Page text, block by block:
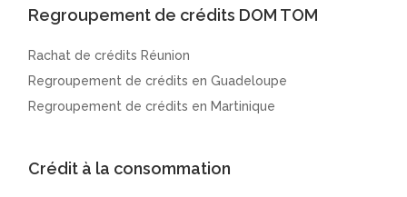
Regroupement de crédits DOM TOM
Rachat de crédits Réunion
Regroupement de crédits en Guadeloupe
Regroupement de crédits en Martinique
Crédit à la consommation